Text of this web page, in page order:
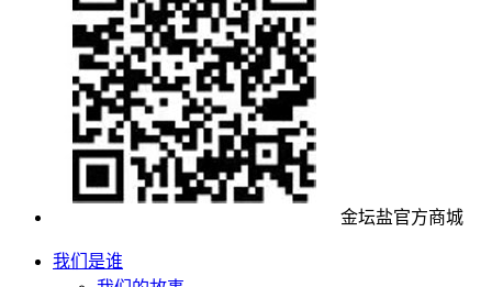
金坛盐官方商城
我们是谁